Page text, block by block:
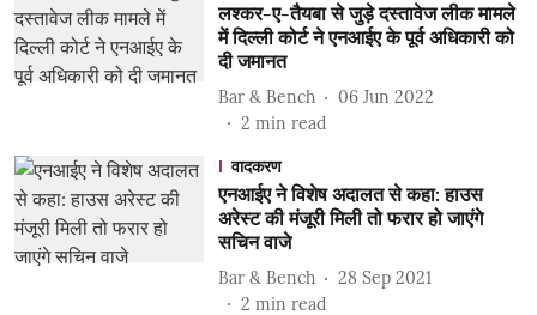
लश्कर-ए-तैयबा से जुड़े दस्तावेज लीक मामले
में दिल्ली कोर्ट ने एनआईए के पूर्व अधिकारी को
दी जमानत
Bar & Bench
06 Jun 2022
2 min read
वादकरण
एनआईए ने विशेष अदालत से कहा: हाउस
अरेस्ट की मंजूरी मिली तो फरार हो जाएंगे
सचिन वाजे
Bar & Bench
28 Sep 2021
2 min read